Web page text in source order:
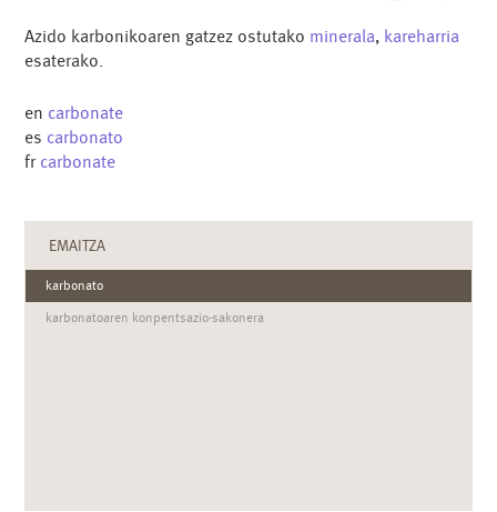
Azido karbonikoaren gatzez ostutako minerala, kareharria
esaterako.
en carbonate
es carbonato
fr carbonate
EMAITZA
karbonato
karbonatoaren konpentsazio-sakonera